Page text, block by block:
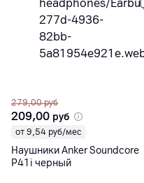
279,00 руб
209,00 руб
от 9,54 руб/мес
Наушники Anker Soundcore
P41i черный